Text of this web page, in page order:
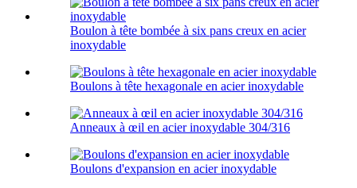
Boulon à tête bombée à six pans creux en acier
inoxydable
Boulons à tête hexagonale en acier inoxydable
Anneaux à œil en acier inoxydable 304/316
Boulons d'expansion en acier inoxydable